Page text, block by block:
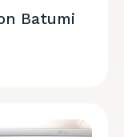
Batumi